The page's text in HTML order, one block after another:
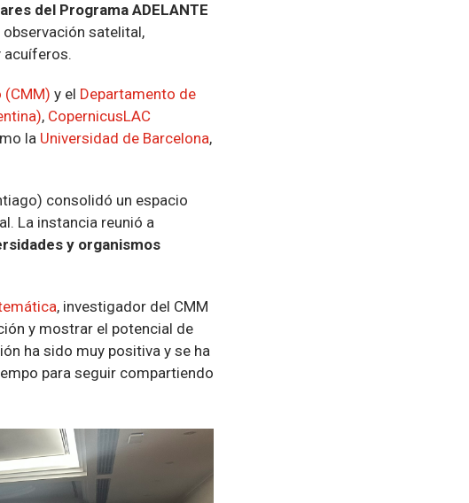
del Programa ADELANTE
observación satelital,
acuíferos.
y el Departamento de
, CopernicusLAC
la Universidad de Barcelona,
consolidó un espacio
La instancia reunió a
y organismos
, investigador del CMM
y mostrar el potencial de
ha sido muy positiva y se ha
para seguir compartiendo